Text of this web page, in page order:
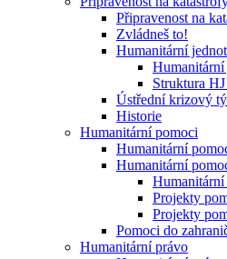
Připravenost na
Zvládneš to!
Humanitární
Struktura
Ústřední krizový
Historie
Humanitární pomoci
Humanitární
Humanitární
Projekty
Projekty
Pomoci do
Humanitární právo